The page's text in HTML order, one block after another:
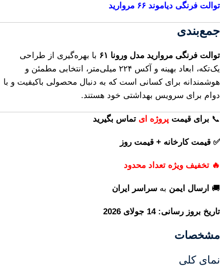
توالت فرنگی دیاموند ۶۶ مروارید
جمع‌بندی
توالت فرنگی مروارید مدل ورونا ۶۱
با بهره‌گیری از طراحی
یک‌تکه، ابعاد بهینه و آکس ۲۲۴ میلی‌متر، انتخابی مطمئن و
هوشمندانه برای کسانی است که به دنبال محصولی باکیفیت و با
دوام برای سرویس بهداشتی خود هستند.
📞 برای قیمت پروژه ای تماس بگیرید
✅ قیمت کارخانه + قیمت روز
🔥 تخفیف ویژه تعداد محدود
🚚 ارسال ایمن به سراسر ایران
تاریخ بروز رسانی: 14 جولای 2026
مشخصات
نمای کلی